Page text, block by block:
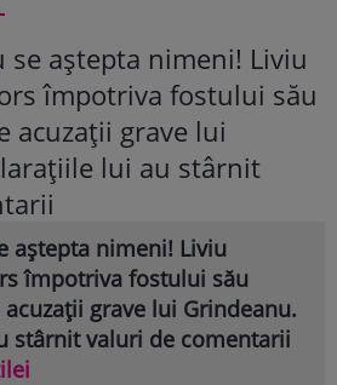
aștepta nimeni! Liviu
împotriva fostului său
grave lui Grindeanu.
stârnit valuri de comentarii